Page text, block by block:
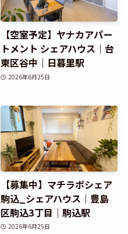
【空室予定】ヤナカアパー
トメント シェアハウス｜台
東区谷中｜日暮里駅
2026年6月25日
【募集中】マチラボシェア
駒込_シェアハウス｜豊島
区駒込3丁目｜駒込駅
2026年6月25日